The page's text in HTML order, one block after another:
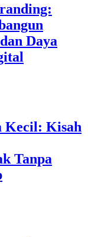
Daya
Kecil: Kisah
Tanpa